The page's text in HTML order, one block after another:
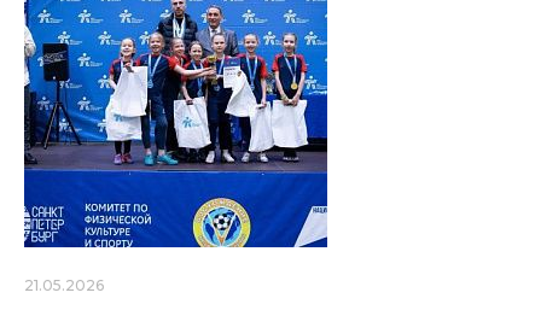
21.05.2026